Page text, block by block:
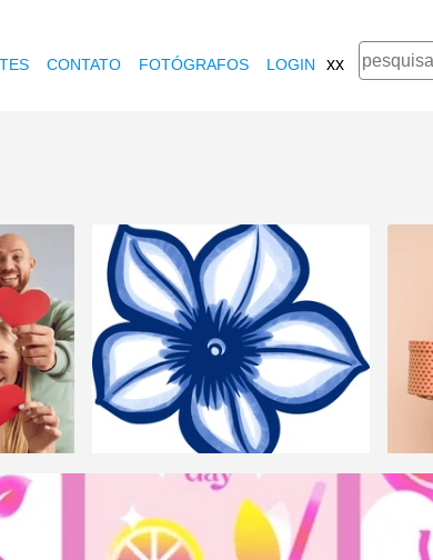
CONTATO FOTÓGRAFOS LOGIN xx